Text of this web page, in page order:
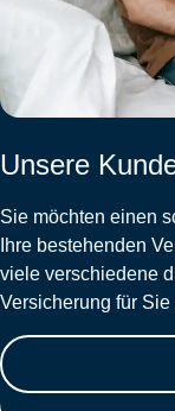
Unsere
Sie möchten einen
Ihre bestehenden
viele verschiedene
Versicherung für